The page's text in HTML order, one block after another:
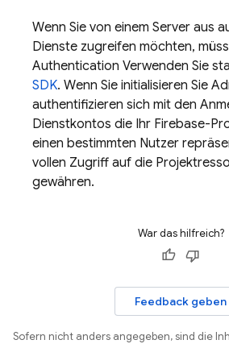
Wenn Sie von einem Server aus
Dienste zugreifen möchten,
Authentication Verwenden Sie
SDK. Wenn Sie initialisieren Sie
authentifizieren sich mit den
Dienstkontos die Ihr Firebase-
einen bestimmten Nutzer
vollen Zugriff auf die
gewähren.
War das hilfreich?
Feedback geben
Sofern nicht anders angegeben, sind die